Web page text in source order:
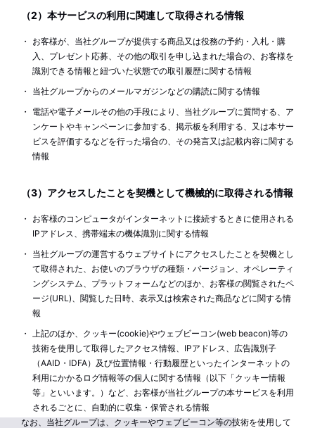
（2）本サービスの利用に関連して取得される情報
お客様が、当社グループが提供する商品又は役務の予約・入札・購
入、プレゼント応募、その他の取引を申し込まれた場合の、お客様を
識別できる情報と紐づいた状態での取引履歴に関する情報
当社グループからのメールマガジンなどの購読に関する情報
電話や電子メールその他の手段により、当社グループに質問する、ア
ンケートやキャンペーンに参加する、掲示板を利用する、又は本サー
ビスを評価するなどを行った場合の、その発言又は記載内容に関する
情報
（3）アクセスしたことを契機として機械的に取得される情報
お客様のコンピュータがインターネットに接続するときに使用される
IPアドレス、携帯端末の機体識別に関する情報
当社グループの運営するウェブサイトにアクセスしたことを契機とし
て取得された、お使いのブラウザの種類・バージョン、オペレーティ
ングシステム、プラットフォームなどのほか、お客様の閲覧されたペ
ージ(URL)、閲覧した日時、表示又は検索された商品などに関する情
報
上記のほか、クッキー(cookie)やウェブビーコン(web beacon)等の
技術を使用して取得したアクセス情報、IPアドレス、広告識別子
（AAID・IDFA）及び位置情報・行動履歴といったインターネットの
利用にかかるログ情報等の個人に関する情報（以下「クッキー情報
等」といいます。）など、お客様が当社グループの本サービスを利用
されるごとに、自動的に収集・保管される情報
なお、当社グループは、クッキーやウェブビーコン等の技術を使用して